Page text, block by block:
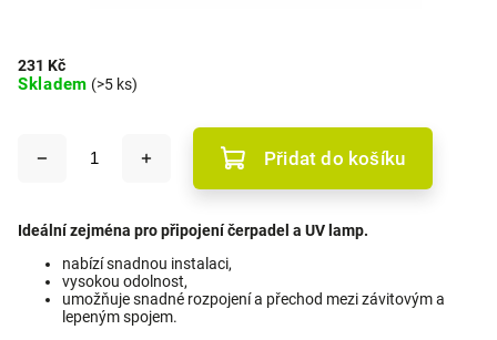
231 Kč
Skladem (>5 ks)
Přidat do košíku
Ideální zejména pro připojení čerpadel a UV lamp.
nabízí snadnou instalaci,
vysokou odolnost,
umožňuje snadné rozpojení a přechod mezi závitovým a
lepeným spojem.